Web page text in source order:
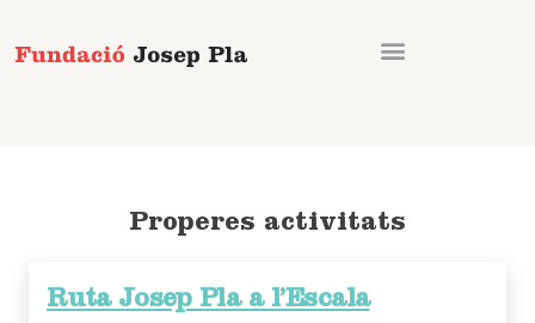
al
Properes activitats
Ruta Josep Pla a l’Escala